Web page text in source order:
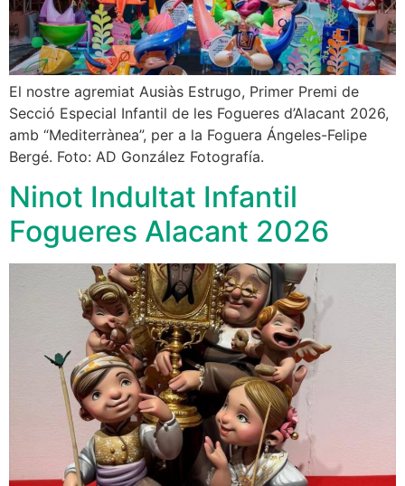
El nostre agremiat Ausiàs Estrugo, Primer Premi de
Secció Especial Infantil de les Fogueres d’Alacant 2026,
amb “Mediterrànea”, per a la Foguera Ángeles-Felipe
Bergé. Foto: AD González Fotografía.
Ninot Indultat Infantil
Fogueres Alacant 2026